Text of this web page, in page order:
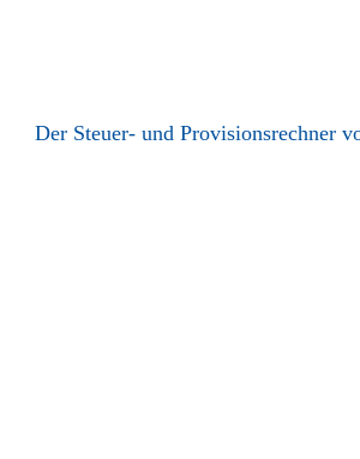
Der Steuer- und Provisionsrechner